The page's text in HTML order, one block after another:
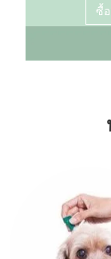
ซื้อ